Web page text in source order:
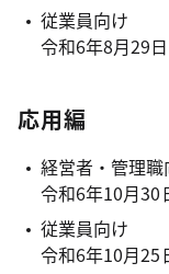
従業員向け
令和6年8月29
応用編
経営者・管理職
令和6年10月30
従業員向け
令和6年10月25